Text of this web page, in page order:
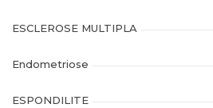
ESCLEROSE MULTIPLA
Endometriose
ESPONDILITE